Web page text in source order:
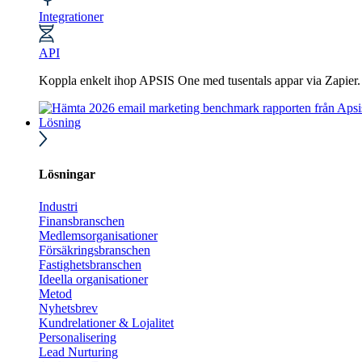
Integrationer
API
Koppla enkelt ihop APSIS One med tusentals appar via Zapier.
Lösning
Lösningar
Industri
Finansbranschen
Medlemsorganisationer
Försäkringsbranschen
Fastighetsbranschen
Ideella organisationer
Metod
Nyhetsbrev
Kundrelationer & Lojalitet
Personalisering
Lead Nurturing